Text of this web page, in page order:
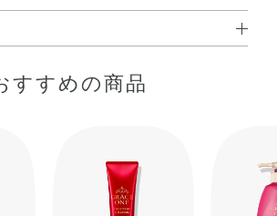
適量をとり、目もとや口もとなど、気
なじませてください。
、ジプロピレングリコール、1，3－ブ
グリコシルトレハロース・水添デンプ
、グリセリン脂肪酸エステル、アスタキ
すすめの商品